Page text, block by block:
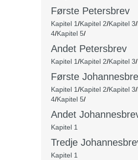
Første Petersbrev
Kapitel 1/Kapitel 2/Kapitel 3/
4/Kapitel 5/
Andet Petersbrev
Kapitel 1/Kapitel 2/Kapitel 3/
Første
Kapitel 1/Kapitel 2/Kapitel 3/
4/Kapitel 5/
Andet
Kapitel 1
Tredje
Kapitel 1